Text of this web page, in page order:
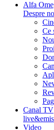
Alfa
Despre
Ce
Canal TV
Video